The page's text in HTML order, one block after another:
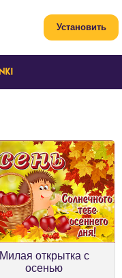
Милая открытка с
осенью
Установить